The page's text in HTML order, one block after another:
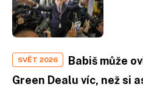
SVĚT 2026
Babiš může
Green Dealu víc, než si